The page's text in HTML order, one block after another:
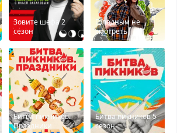
Зовите шефа 2
сезон
Голодным не
смотреть
Битва пикников.
Праздники
Битва пикников 5
сезон